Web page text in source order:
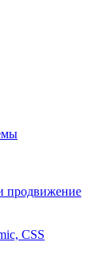
продвижение
CSS